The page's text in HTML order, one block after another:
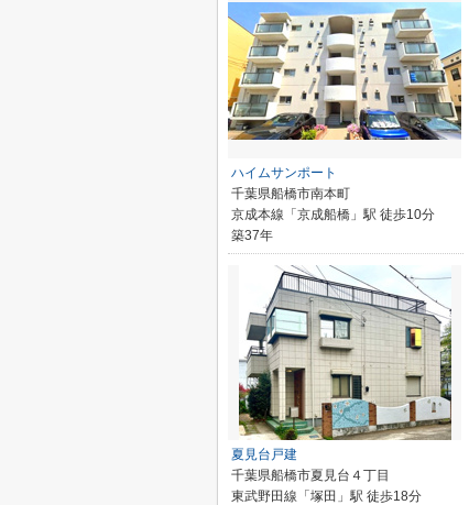
ハイムサンポート
千葉県船橋市南本町
京成本線「京成船橋」駅 徒歩10分
築37年
夏見台戸建
千葉県船橋市夏見台４丁目
東武野田線「塚田」駅 徒歩18分